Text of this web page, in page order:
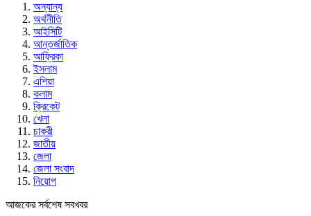
অন্যান্য
অর্থনীতি
আইসিটি
আন্তর্জাতিক
আফ্রিকা
ইসলাম
এশিয়া
কলাম
ক্রিকেট
খেলা
চাকরী
জাতীয়
জেলা
জেলা সংবাদ
নিয়োগ
আজকের সর্বশেষ সবখবর